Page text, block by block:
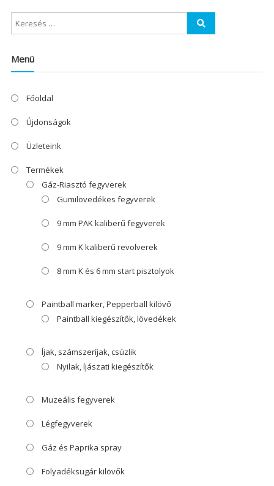
Menü
Főoldal
Újdonságok
Üzleteink
Termékek
Gáz-Riasztó fegyverek
Gumilövedékes fegyverek
9 mm PAK kaliberű fegyverek
9 mm K kaliberű revolverek
8 mm K és 6 mm start pisztolyok
Paintball marker, Pepperball kilövő
Paintball kiegészítők, lövedékek
Íjak, számszeríjak, csúzlik
Nyilak, íjászati kiegészítők
Muzeális fegyverek
Légfegyverek
Gáz és Paprika spray
Folyadéksugár kilövők